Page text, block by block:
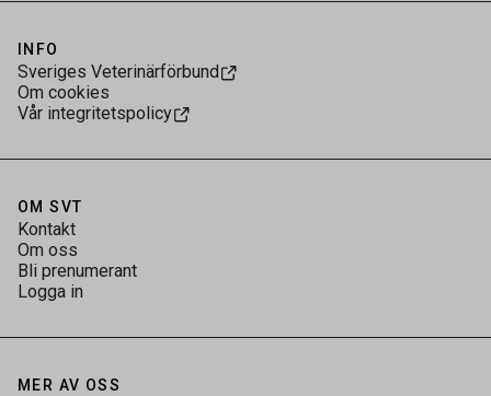
INFO
Sveriges Veterinärförbund
Om cookies
Vår integritetspolicy
OM SVT
Kontakt
Om oss
Bli prenumerant
Logga in
MER AV OSS